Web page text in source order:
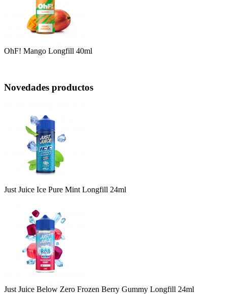
OhF! Mango Longfill 40ml
Novedades productos
Just Juice Ice Pure Mint Longfill 24ml
Just Juice Below Zero Frozen Berry Gummy Longfill 24ml